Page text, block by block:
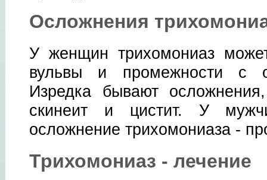
Осложнения
У женщин трихомониаз
вульвы и промежности с
Изредка бывают
скинеит и цистит. У
осложнение трихомониаза -
Трихомониаз - лечение